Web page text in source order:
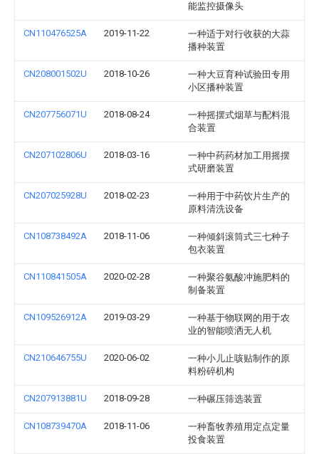
能监控摄像头
CN110476525A 2019-11-22
一种适于对行收获的大蒜
播种装置
CN208001502U 2018-10-26
一种大豆育种试验田专用
小区播种装置
CN207756071U 2018-08-24
一种摇摆式烟草与配料混
合装置
CN207102806U 2018-03-16
一种中药药材加工用摇摆
式研磨装置
CN207025928U 2018-02-23
一种用于中药饮片生产的
原料清洗设备
CN108738492A 2018-11-06
一种倾斜滚筒式三七种子
包衣装置
CN110841505A 2020-02-28
一种聚谷氨酸冲施肥料的
制备装置
CN109526912A 2019-03-29
一种基于物联网的用于农
业的智能喷洒无人机
CN210646755U 2020-06-02
一种小儿止咳贴制作的原
料粉碎机构
CN207913881U 2018-09-28 一种碾压筛选装置
CN108739470A 2018-11-06
一种畜牧养殖用定点定量
投食装置